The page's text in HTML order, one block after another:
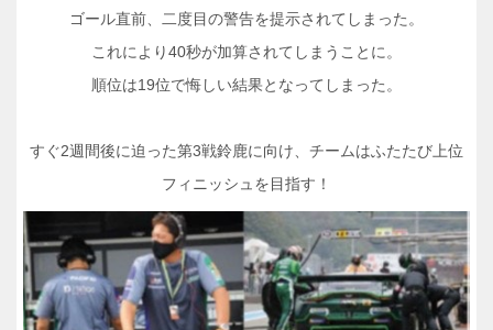
ゴール直前、二度目の警告を提示されてしまった。
これにより40秒が加算されてしまうことに。
順位は19位で悔しい結果となってしまった。
すぐ2週間後に迫った第3戦鈴鹿に向け、チームはふたたび上位
フィニッシュを目指す！